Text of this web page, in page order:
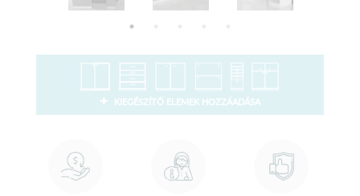
KIEGÉSZÍTŐ ELEMEK HOZZÁADÁSA